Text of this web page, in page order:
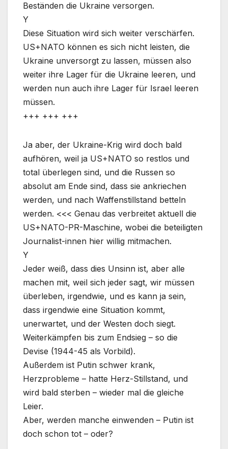
Beständen die Ukraine versorgen.
Y
Diese Situation wird sich weiter verschärfen.
US+NATO können es sich nicht leisten, die
Ukraine unversorgt zu lassen, müssen also
weiter ihre Lager für die Ukraine leeren, und
werden nun auch ihre Lager für Israel leeren
müssen.
+++ +++ +++
Ja aber, der Ukraine-Krig wird doch bald
aufhören, weil ja US+NATO so restlos und
total überlegen sind, und die Russen so
absolut am Ende sind, dass sie ankriechen
werden, und nach Waffenstillstand betteln
werden. <<< Genau das verbreitet aktuell die
US+NATO-PR-Maschine, wobei die beteiligten
Journalist-innen hier willig mitmachen.
Y
Jeder weiß, dass dies Unsinn ist, aber alle
machen mit, weil sich jeder sagt, wir müssen
überleben, irgendwie, und es kann ja sein,
dass irgendwie eine Situation kommt,
unerwartet, und der Westen doch siegt.
Weiterkämpfen bis zum Endsieg – so die
Devise (1944-45 als Vorbild).
Außerdem ist Putin schwer krank,
Herzprobleme – hatte Herz-Stillstand, und
wird bald sterben – wieder mal die gleiche
Leier.
Aber, werden manche einwenden – Putin ist
doch schon tot – oder?